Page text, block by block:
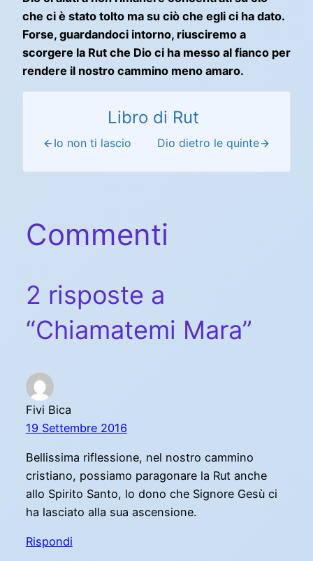
che ci è stato tolto ma su ciò che egli ci ha dato.
Forse, guardandoci intorno, riusciremo a
scorgere la Rut che Dio ci ha messo al fianco per
rendere il nostro cammino meno amaro.
Libro di Rut
Io non ti lascio Dio dietro le quinte
Commenti
2 risposte a
“Chiamatemi Mara”
Fivi Bica
19 Settembre 2016
Bellissima riflessione, nel nostro cammino
cristiano, possiamo paragonare la Rut anche
allo Spirito Santo, lo dono che Signore Gesù ci
ha lasciato alla sua ascensione.
Rispondi